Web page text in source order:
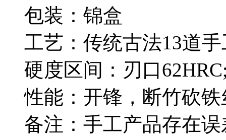
包装：锦盒
工艺：传统古法13道
硬度区间：刃口
性能：开锋，断竹砍
备注：手工产品存在